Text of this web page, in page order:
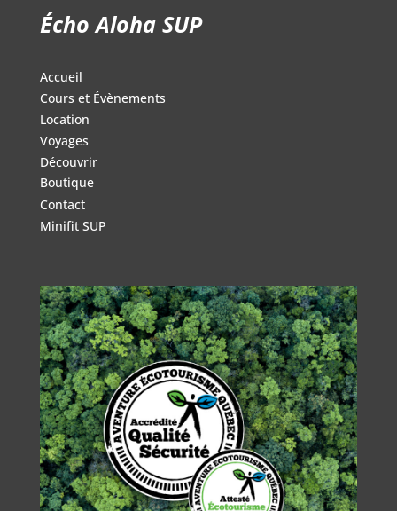
Écho Aloha SUP
Accueil
Cours et Évènements
Location
Voyages
Découvrir
Boutique
Contact
Minifit SUP